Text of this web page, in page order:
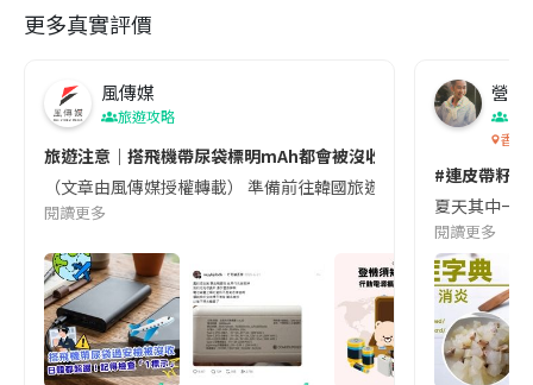
更多真實評價
風傳媒
旅遊攻略
旅遊注意｜搭飛機帶尿袋標明mAh都會被沒收😱出發前切記檢查
（文章由風傳媒授權轉載） 準備前往韓國旅遊的民眾，近期要
閱讀更多
營養
香港
#連皮帶籽
夏天其中一
閱讀更多